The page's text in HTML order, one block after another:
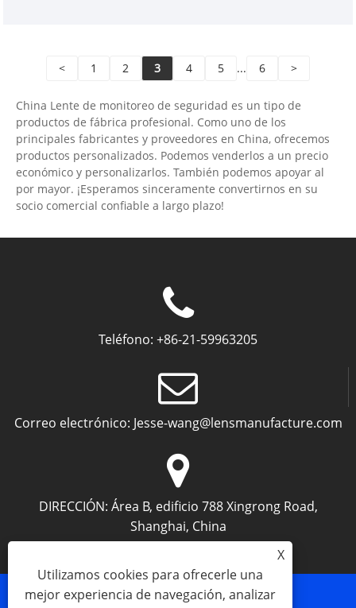
< 1 2 3 4 5 ... 6 >
China Lente de monitoreo de seguridad es un tipo de
productos de fábrica profesional. Como uno de los
principales fabricantes y proveedores en China, ofrecemos
productos personalizados. Podemos venderlos a un precio
económico y personalizarlos. También podemos apoyar al
por mayor. ¡Esperamos sinceramente convertirnos en su
socio comercial confiable a largo plazo!
Teléfono: +86-21-59963205
Correo electrónico: Jesse-wang@lensmanufacture.com
DIRECCIÓN: Área B, edificio 788 Xingrong Road,
Shanghai, China
X
Utilizamos cookies para ofrecerle una
mejor experiencia de navegación, analizar